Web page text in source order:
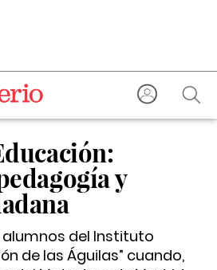
y
del Instituto
de las Águilas” cuando,